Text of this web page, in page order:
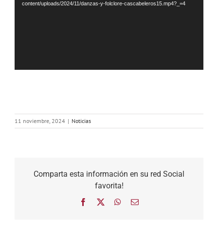
content/uploads/2024/11/danzas-y-folclore-cascabeleros15.mp4?_=4
11 noviembre, 2024 | Noticias
Comparta esta información en su red Social
favorita!
Facebook WhatsApp
Correo